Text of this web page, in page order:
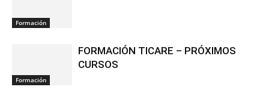
Formación
Formación
FORMACIÓN TICARE – PRÓXIMOS
CURSOS